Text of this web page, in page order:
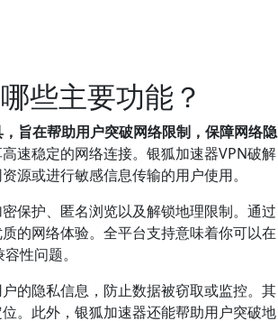
些主要功能？
旨在帮助用户突破网络限制，保障网络隐
速稳定的网络连接。银狐加速器VPN破解
源或进行敏感信息传输的用户使用。
保护、匿名浏览以及解锁地理限制。通过
的网络体验。全平台支持意味着你可以在
性问题。
的隐私信息，防止数据被窃取或监控。其
。此外，银狐加速器还能帮助用户突破地